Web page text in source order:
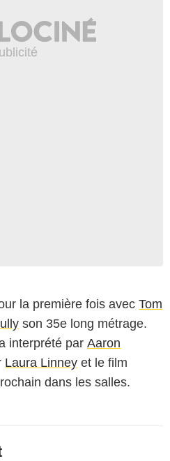
la première fois avec Tom
son 35e long métrage.
interprété par Aaron
Laura Linney et le film
dans les salles.